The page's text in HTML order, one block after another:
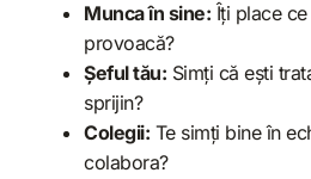
Munca în sine: Îți place
provoacă?
Șeful tău: Simți că ești
sprijin?
Colegii: Te simți bine în
colabora?